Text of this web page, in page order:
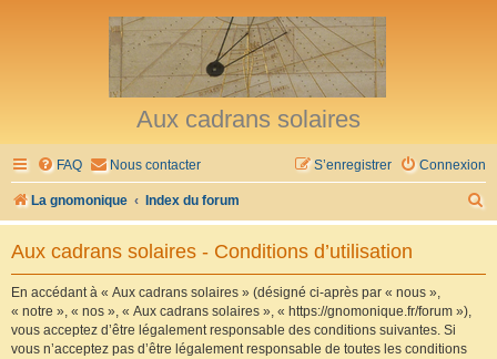
Aux cadrans solaires
FAQ Nous contacter Connexion
S’enregistrer
La gnomonique Index du forum
e
Aux cadrans solaires - Conditions d’utilisation
En accédant à « Aux cadrans solaires » (désigné ci-après par « nous »,
« notre », « nos », « Aux cadrans solaires », « https://gnomonique.fr/forum »),
vous acceptez d’être légalement responsable des conditions suivantes. Si
vous n’acceptez pas d’être légalement responsable de toutes les conditions